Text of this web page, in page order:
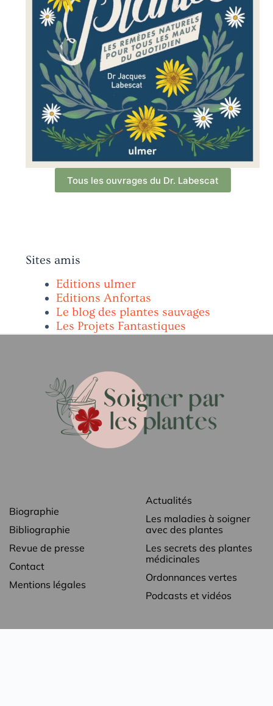
Tous les ouvrages du Dr. Labescat
Sites amis
Editions ulmer
Editions Anfortas
Le blog des plantes sauvages
Les Projets Fantastiques
Biographie
Bibliographie
Revue de presse
Contact
Mentions légales
Actualités
Les maladies à soigner
avec des plantes
Les secrets des plantes
médicinales
Ordonnances vertes
Podcasts et vidéos